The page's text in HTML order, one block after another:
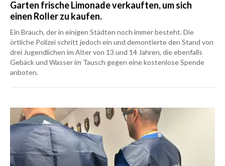
Garten frische Limonade verkauften, um sich
einen Roller zu kaufen.
Ein Brauch, der in einigen Städten noch immer besteht. Die
örtliche Polizei schritt jedoch ein und demontierte den Stand von
drei Jugendlichen im Alter von 13 und 14 Jahren, die ebenfalls
Gebäck und Wasser im Tausch gegen eine kostenlose Spende
anboten.